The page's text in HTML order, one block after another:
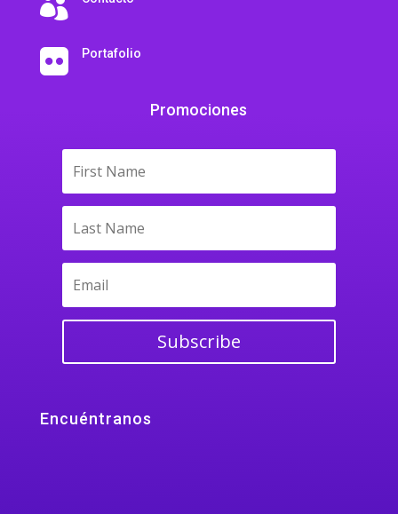

 Portafolio
Promociones
Subscribe
Encuéntranos